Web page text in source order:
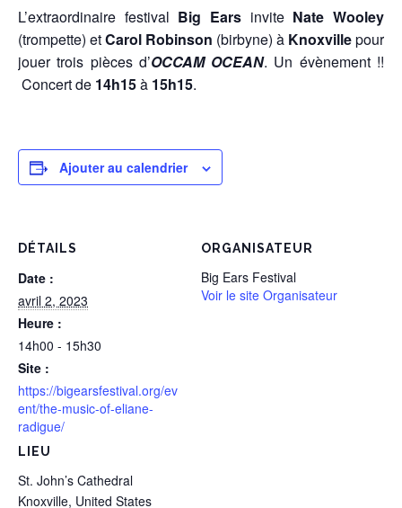
L’extraordinaire festival Big Ears invite Nate Wooley
(trompette) etCarol Robinson (birbyne) à Knoxvillepour
jouer trois pièces d’OCCAM OCEAN. Un évènement !!
Concert de 14h15à 15h15.
Ajouter au calendrier
DÉTAILS
Date :
avril 2, 2023
Heure :
14h00 - 15h30
Site :
https://bigearsfestival.org/ev
ent/the-music-of-eliane-
radigue/
LIEU
St. John’s Cathedral
Knoxville, United States
ORGANISATEUR
Big Ears Festival
Voir le site Organisateur